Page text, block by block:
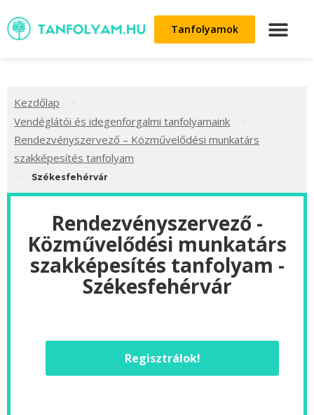
Tanfolyamok
Kezdőlap
Vendéglátói és idegenforgalmi tanfolyamaink
Rendezvényszervező – Közművelődési munkatárs
szakképesítés tanfolyam
Székesfehérvár
Rendezvényszervező -
Közművelődési munkatárs
szakképesítés tanfolyam -
Székesfehérvár
Regisztrálok!